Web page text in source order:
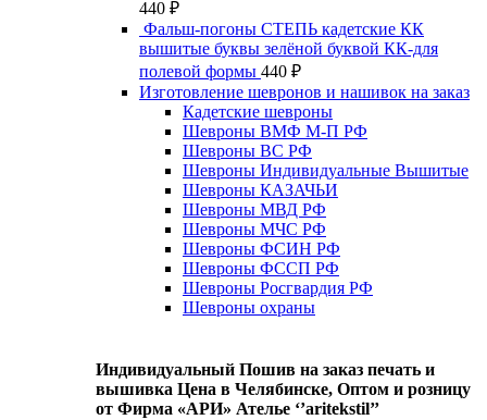
440 ₽
Фальш-погоны СТЕПЬ кадетские КК
вышитые буквы зелёной буквой КК-для
полевой формы 440 ₽
Изготовление шевронов и нашивок на заказ
Кадетские шевроны
Шевроны ВМФ М-П РФ
Шевроны ВС РФ
Шевроны Индивидуальные Вышитые
Шевроны КАЗАЧЬИ
Шевроны МВД РФ
Шевроны МЧС РФ
Шевроны ФСИН РФ
Шевроны ФССП РФ
Шевроны Росгвардия РФ
Шевроны охраны
Индивидуальный Пошив на заказ печать и
вышивка Цена в Челябинске, Оптом и розницу
от Фирма «АРИ» Ателье ‘’aritekstil’’